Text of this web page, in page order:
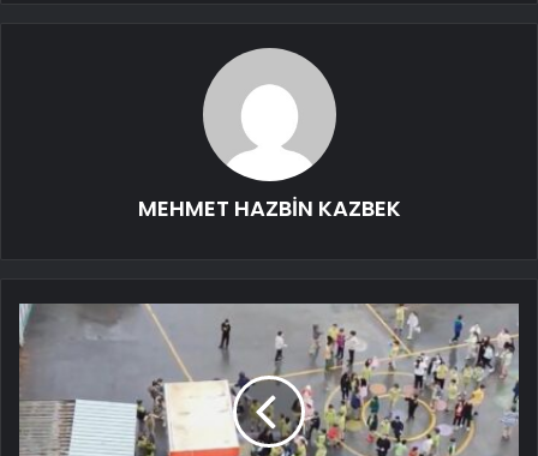
MEHMET HAZBİN KAZBEK